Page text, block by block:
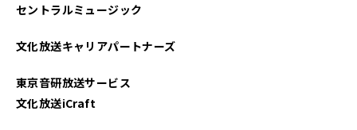
セントラルミュージック
文化放送キャリアパートナーズ
東京音研放送サービス
文化放送iCraft